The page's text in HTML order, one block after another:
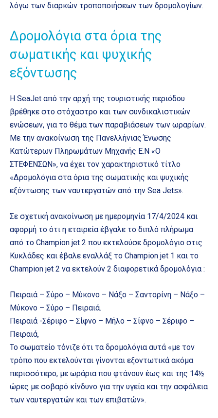
λόγω των διαρκών τροποποιήσεων των δρομολογίων.
Δρομολόγια στα όρια της
σωματικής και ψυχικής
εξόντωσης
Η SeaJet από την αρχή της τουριστικής περιόδου
βρέθηκε στο στόχαστρο και των συνδικαλιστικών
ενώσεων, για το θέμα των παραβιάσεων των ωραρίων.
Με την ανακοίνωση της Πανελλήνιας Ένωσης
Κατώτερων Πληρωμάτων Μηχανής Ε.Ν «Ο
ΣΤΕΦΕΝΣΩΝ», να έχει τον χαρακτηριστικό τίτλο
«Δρομολόγια στα όρια της σωματικής και ψυχικής
εξόντωσης των ναυτεργατών από την Sea Jets».
Σε σχετική ανακοίνωση με ημερομηνία 17/4/2024 και
αφορμή το ότι η εταιρεία έβγαλε το διπλό πλήρωμα
από το Champion jet 2 που εκτελούσε δρομολόγιο στις
Κυκλάδες και έβαλε εναλλάξ το Champion jet 1 και το
Champion jet 2 να εκτελούν 2 διαφορετικά δρομολόγια :
Πειραιά – Σύρο – Μύκονο – Νάξο – Σαντορίνη – Νάξο –
Μύκονο – Σύρο – Πειραιά.
Πειραιά -Σέριφο – Σίφνο – Μήλο – Σίφνο – Σέριφο –
Πειραιά,
Το σωματείο τόνιζε ότι τα δρομολόγια αυτά «με τον
τρόπο που εκτελούνται γίνονται εξοντωτικά ακόμα
περισσότερο, με ωράρια που φτάνουν έως και της 14½
ώρες με σοβαρό κίνδυνο για την υγεία και την ασφάλεια
των ναυτεργατών και των επιβατών».